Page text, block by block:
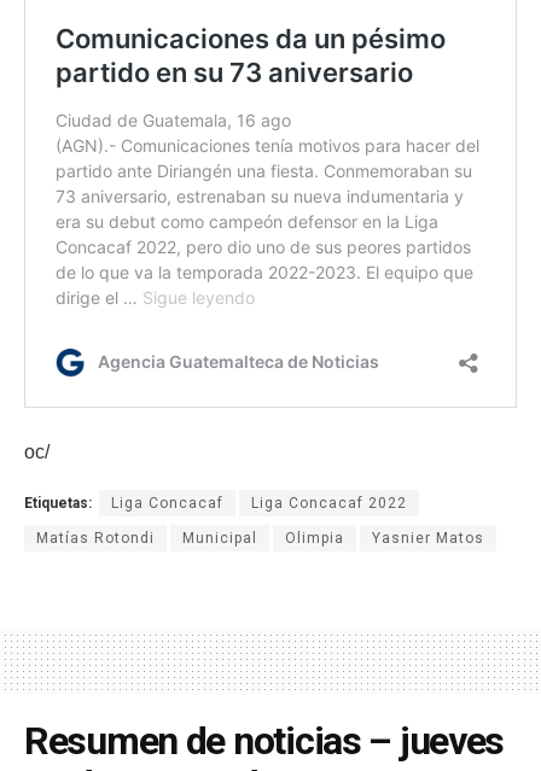
oc/
Etiquetas: Liga Concacaf Liga Concacaf 2022
Matías Rotondi Municipal Olimpia Yasnier Matos
Resumen de noticias – jueves